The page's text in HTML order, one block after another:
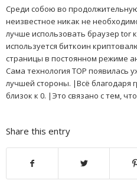
Среди собою во
неизвестное никак не
лучше использовать браузер tor
используется биткоин
страницы в постоянном режиме
Сама технология TOP появилась
лучшей стороны. |Всё благодаря
близок к 0. |Это связано с тем,
Share this entry